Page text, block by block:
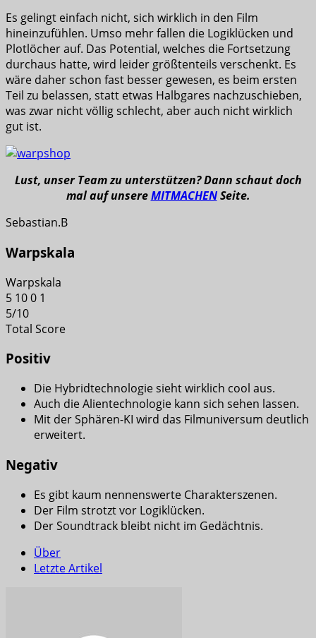
Es gelingt einfach nicht, sich wirklich in den Film
hineinzufühlen. Umso mehr fallen die Logiklücken und
Plotlöcher auf. Das Potential, welches die Fortsetzung
durchaus hatte, wird leider größtenteils verschenkt. Es
wäre daher schon fast besser gewesen, es beim ersten
Teil zu belassen, statt etwas Halbgares nachzuschieben,
was zwar nicht völlig schlecht, aber auch nicht wirklich
gut ist.
Lust, unser Team zu unterstützen? Dann schaut doch
mal auf unsereMITMACHENSeite.
Sebastian.B
Warpskala
Warpskala
5 100 1
5/10
Total Score
Positiv
Die Hybridtechnologie sieht wirklich cool aus.
Auch die Alientechnologie kann sich sehen lassen.
Mit der Sphären-KI wird das Filmuniversum deutlich
erweitert.
Negativ
Es gibt kaum nennenswerte Charakterszenen.
Der Film strotzt vor Logiklücken.
Der Soundtrack bleibt nicht im Gedächtnis.
Über
Letzte Artikel